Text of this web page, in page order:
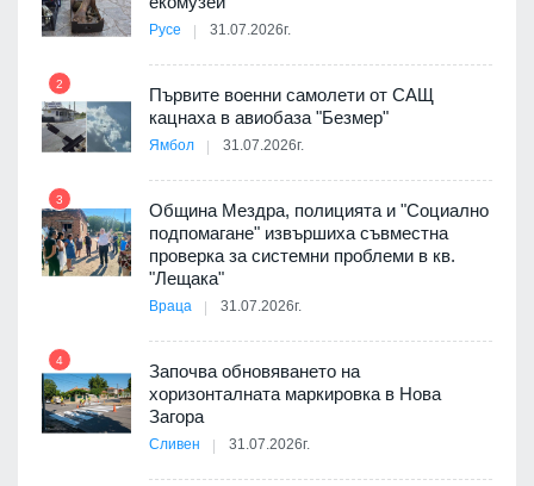
Русе 31.07.2026г.
2
Първите военни самолети от САЩ
кацнаха в авиобаза "Безмер"
Ямбол 31.07.2026г.
3
Община Мездра, полицията и "Социално
подпомагане" извършиха съвместна
проверка за системни проблеми в кв.
"Лещака"
Враца 31.07.2026г.
4
Започва обновяването на
хоризонталната маркировка в Нова
Загора
Сливен 31.07.2026г.